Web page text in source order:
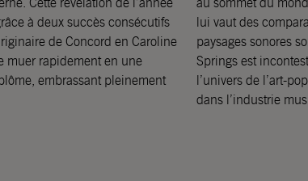
à deux succès consécutifs
de Concord en Caroline
muer rapidement en une
embrassant pleinement
lui vaut des
paysages sonores
Springs est
l’univers de l’art-
dans l’industrie